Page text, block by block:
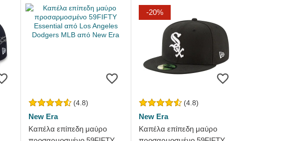
(4.8)
New Era
Καπέλα επίπεδη μαύρο
-20%
(4.8)
New Era
Καπέλα επίπεδη μαύρο